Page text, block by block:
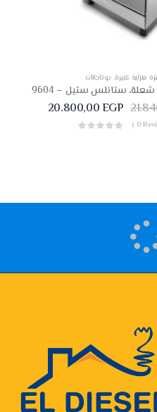
منزلية كبيرة, بوتاجازات
20.800,00EGP
( 0